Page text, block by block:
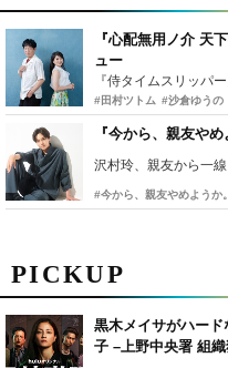
PICKUP
黒木メイサがハー
子 –上野中央署 組織
『心配無用ノ介 天
ュー
#田村ツトム #沙倉ゆうの
『今から、親友や
沢村玲、親友から一
#今から、親友やめようか。